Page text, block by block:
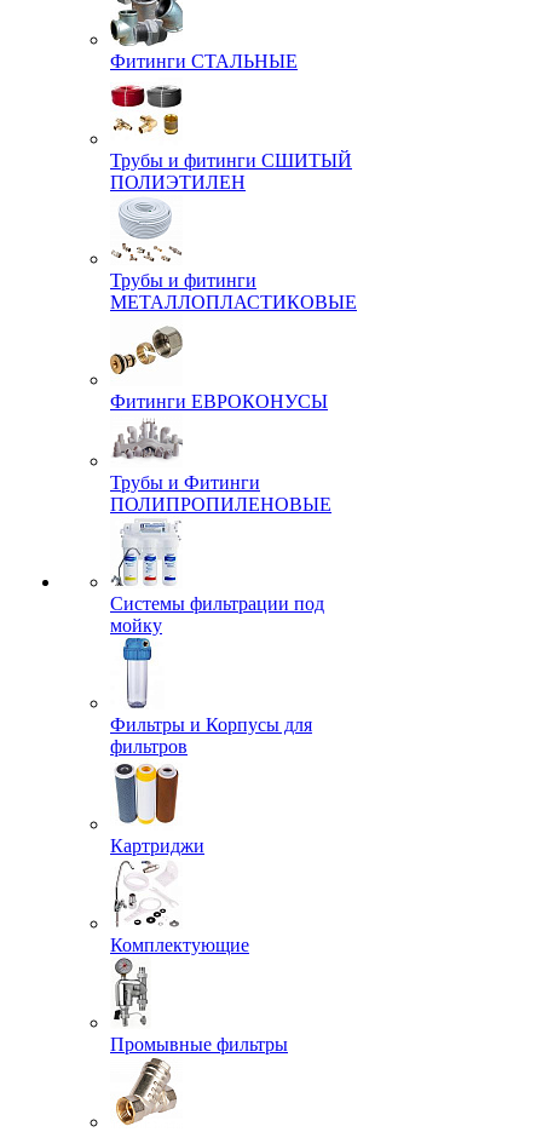
Фитинги СТАЛЬНЫЕ
Трубы и фитинги СШИТЫЙ
ПОЛИЭТИЛЕН
Трубы и фитинги
МЕТАЛЛОПЛАСТИКОВЫЕ
Фитинги ЕВРОКОНУСЫ
Трубы и Фитинги
ПОЛИПРОПИЛЕНОВЫЕ
Системы фильтрации под
мойку
Фильтры и Корпусы для
фильтров
Картриджи
Комплектующие
Промывные фильтры